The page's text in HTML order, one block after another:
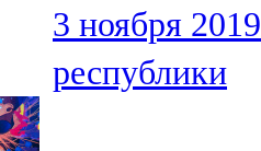
Чистай
103,0 FM
3 ноября 2019
республики